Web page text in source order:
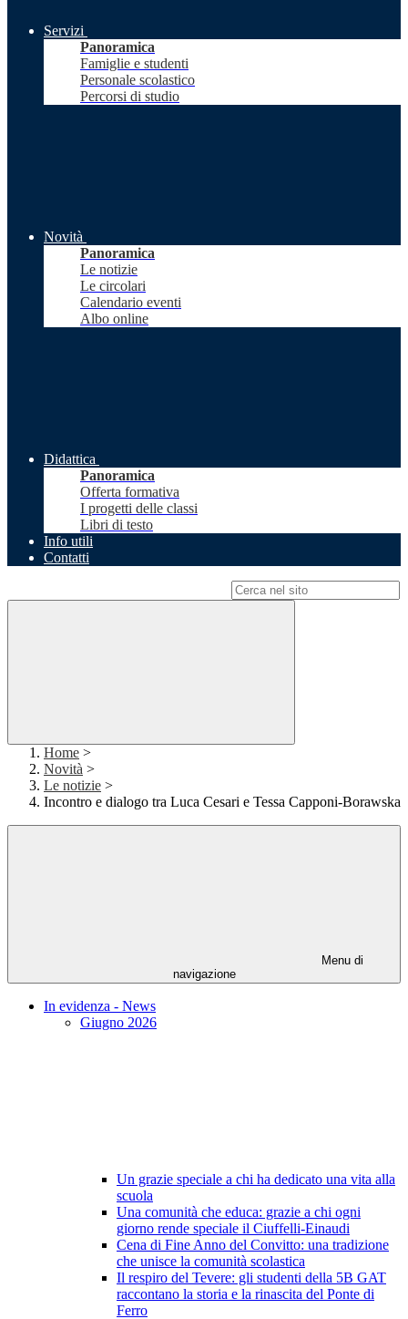
Servizi
Panoramica
Famiglie e studenti
Personale scolastico
Percorsi di studio
Novità
Panoramica
Le notizie
Le circolari
Calendario eventi
Albo online
Didattica
Panoramica
Offerta formativa
I progetti delle classi
Libri di testo
Info utili
Contatti
Home >
Novità >
Le notizie >
Incontro e dialogo tra Luca Cesari e Tessa Capponi-Borawska
Menu di
navigazione
In evidenza - News
Giugno 2026
Un grazie speciale a chi ha dedicato una vita alla
scuola
Una comunità che educa: grazie a chi ogni
giorno rende speciale il Ciuffelli-Einaudi
Cena di Fine Anno del Convitto: una tradizione
che unisce la comunità scolastica
Il respiro del Tevere: gli studenti della 5B GAT
raccontano la storia e la rinascita del Ponte di
Ferro